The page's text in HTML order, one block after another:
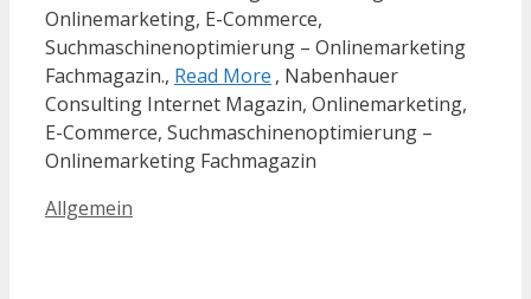
Onlinemarketing, E-Commerce,
Suchmaschinenoptimierung – Onlinemarketing
Fachmagazin., Read More , Nabenhauer
Consulting Internet Magazin, Onlinemarketing,
E-Commerce, Suchmaschinenoptimierung –
Onlinemarketing Fachmagazin
Kategorien
Allgemein